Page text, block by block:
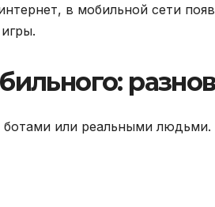
в мобильной сети
ботами или реальными